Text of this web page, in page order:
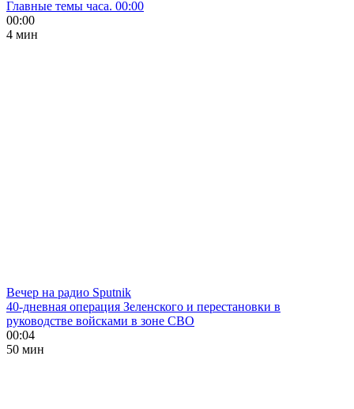
Главные темы часа. 00:00
00:00
4 мин
Вечер на радио Sputnik
40-дневная операция Зеленского и перестановки в
руководстве войсками в зоне СВО
00:04
50 мин